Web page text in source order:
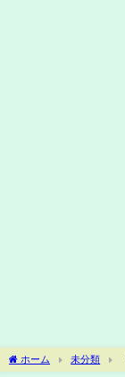
ホーム 未分類